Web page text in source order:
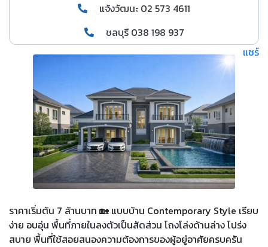
แจ้งวัฒนะ 02 573 4611
ชลบุรี 038 198 937
แชร์
ราคาเริ่มต้น 7 ล้านบาท 🏡 แบบบ้าน Contemporary Style เรียบ
ง่าย อบอุ่น พื้นที่ภายในลงตัวเป็นสัดส่วน โถงโล่งด้านล่าง โปร่ง
สบาย พื้นที่ใช้สอยสนองความต้องการของผู้อยู่อาศัยครบครัน